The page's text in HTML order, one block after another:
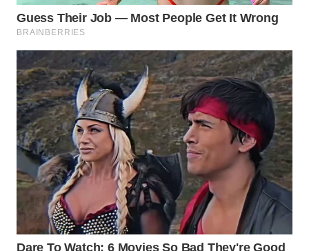
TANI
ADVOKAT
WAHANA
INFRASTRUKTUR
WAHANA
KONSUMEN
WAHANA
LISTRIK
WAHANA